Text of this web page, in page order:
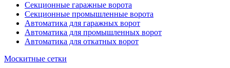
Секционные гаражные ворота
Секционные промышленные ворота
Автоматика для гаражных ворот
Автоматика для промышленных ворот
Автоматика для откатных ворот
Москитные сетки